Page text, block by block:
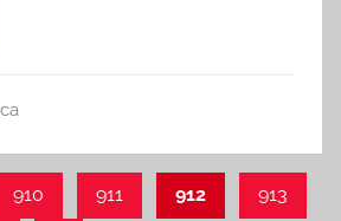
910 911 912 913